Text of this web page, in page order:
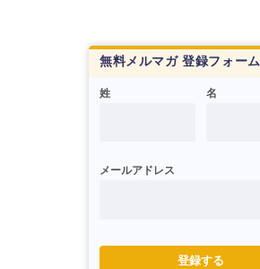
無料メルマガ 登録フォーム
姓 名
メールアドレス
登録する